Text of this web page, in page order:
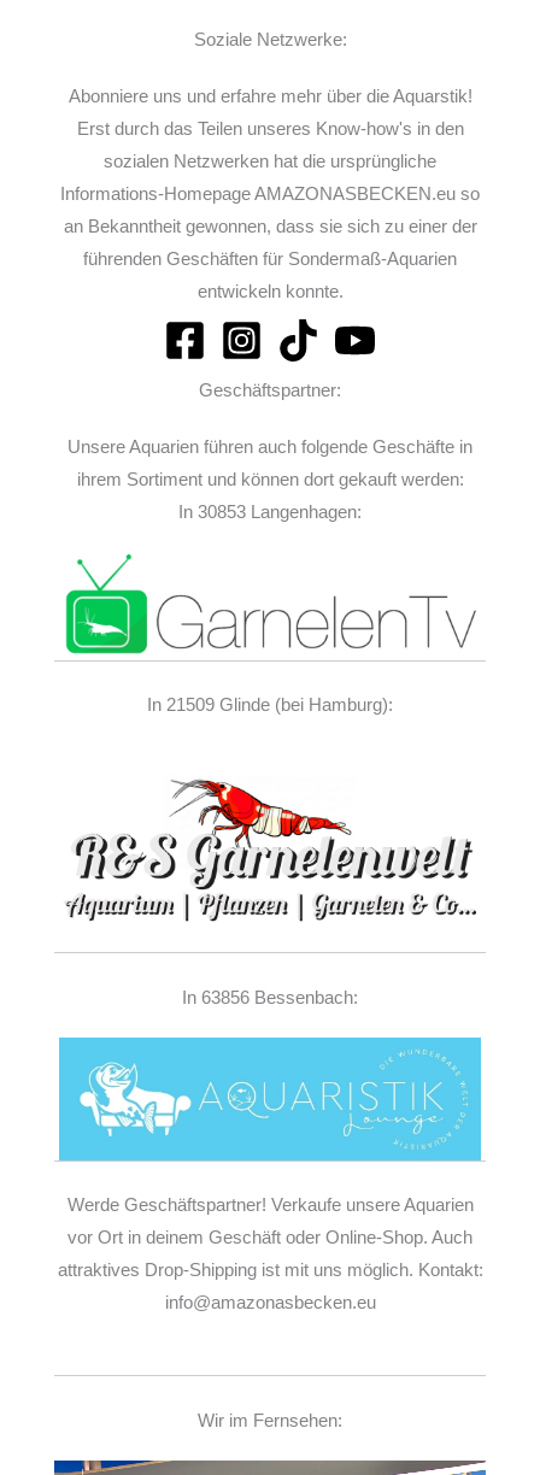
Soziale Netzwerke:
Abonniere uns und erfahre mehr über die Aquarstik!
Erst durch das Teilen unseres Know-how's in den
sozialen Netzwerken hat die ursprüngliche
Informations-Homepage AMAZONASBECKEN.eu so
an Bekanntheit gewonnen, dass sie sich zu einer der
führenden Geschäften für Sondermaß-Aquarien
entwickeln konnte.
Geschäftspartner:
Unsere Aquarien führen auch folgende Geschäfte in
ihrem Sortiment und können dort gekauft werden:
In 30853 Langenhagen:
In 21509 Glinde (bei Hamburg):
In 63856 Bessenbach:
Werde Geschäftspartner! Verkaufe unsere Aquarien
vor Ort in deinem Geschäft oder Online-Shop. Auch
attraktives Drop-Shipping ist mit uns möglich. Kontakt:
info@amazonasbecken.eu
Wir im Fernsehen: